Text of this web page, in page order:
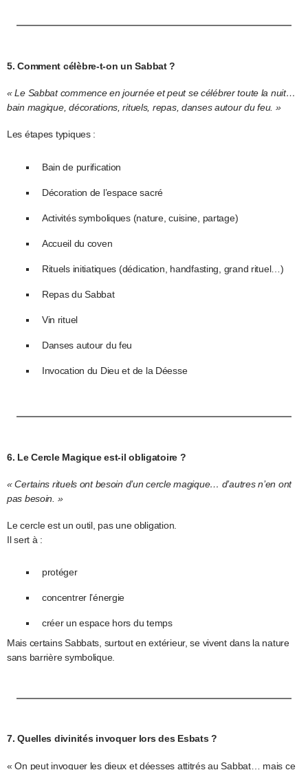
5. Comment célèbre-t-on un Sabbat ?
« Le Sabbat commence en journée et peut se célébrer toute la nuit…
bain magique, décorations, rituels, repas, danses autour du feu. »
Les étapes typiques :
Bain de purification
Décoration de l’espace sacré
Activités symboliques (nature, cuisine, partage)
Accueil du coven
Rituels initiatiques (dédication, handfasting, grand rituel…)
Repas du Sabbat
Vin rituel
Danses autour du feu
Invocation du Dieu et de la Déesse
6. Le Cercle Magique est-il obligatoire ?
« Certains rituels ont besoin d’un cercle magique… d’autres n’en ont
pas besoin. »
Le cercle est un outil, pas une obligation.
Il sert à :
protéger
concentrer l’énergie
créer un espace hors du temps
Mais certains Sabbats, surtout en extérieur, se vivent dans la nature
sans barrière symbolique.
7. Quelles divinités invoquer lors des Esbats ?
« On peut invoquer les dieux et déesses attitrés au Sabbat… mais ce